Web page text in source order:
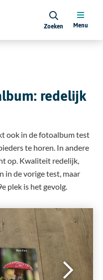
Zoeken Menu
redelijk
ook in de fotoalbum test
te horen. In andere
op. Kwaliteit redelijk,
in de vorige test, maar
plek is het gevolg.